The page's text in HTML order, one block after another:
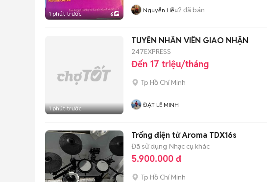
1 phút trước 6 Nguyễn Liễu2 đã bán
1 phút trước
TUYỂN NHÂN VIÊN GIAO NHẬN
247EXPRESS
Đến 17 triệu/tháng
Tp Hồ Chí Minh
ĐẠT LÊ MINH
Trống điện tử Aroma TDX16s
Đã sử dụng Nhạc cụ khác
5.900.000 đ
Tp Hồ Chí Minh